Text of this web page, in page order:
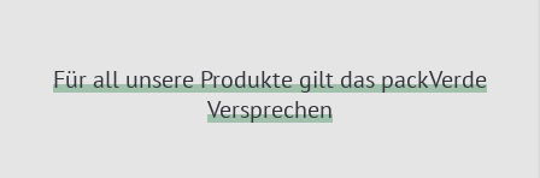
Für all unsere Produkte gilt das packVerde
Versprechen